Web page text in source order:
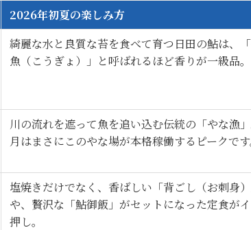
2026年初夏の楽しみ方
綺麗な水と良質な苔を食べて育つ日田の鮎は、
魚（こうぎょ）」と呼ばれるほど香りが一級品。
川の流れを遮って魚を追い込む伝統の「やな漁
月はまさにこのやな場が本格稼働するピークです
塩焼きだけでなく、香ばしい「背ごし（お刺身）
や、贅沢な「鮎御飯」がセットになった定食が
押し。